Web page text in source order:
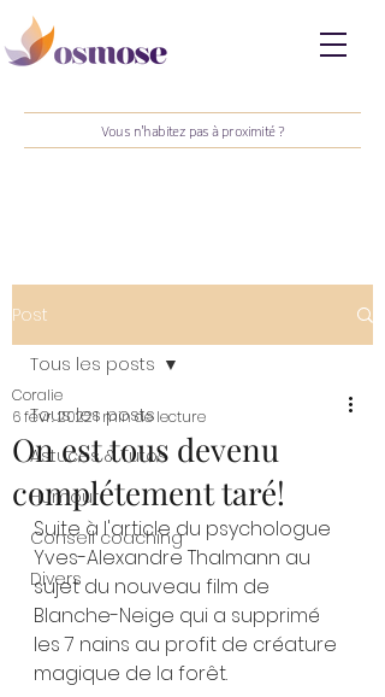
Vous n'habitez pas à proximité ?
Post
Tous les posts
Astuces & Tutos
Humour
Conseil coaching
Divers
Tous les posts
On est tous devenu
complétement taré!
Coralie
6 févr. 20221 min de lecture
Suite à l'article du psychologue
Yves-Alexandre Thalmann au
sujet du nouveau film de
Blanche-Neige qui a supprimé
les 7 nains au profit de créature
magique de la forêt.